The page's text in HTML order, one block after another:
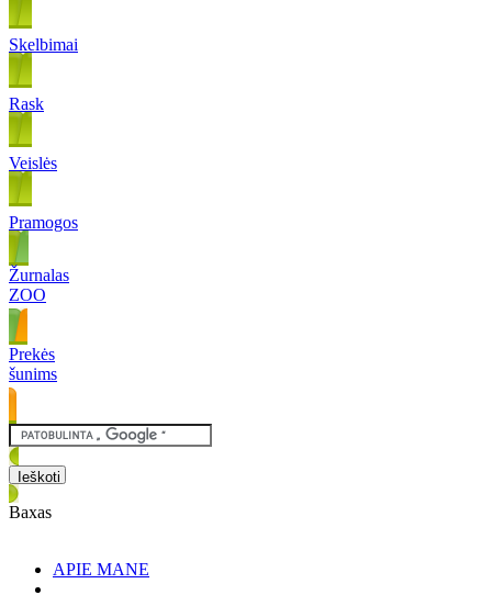
Skelbimai
Rask
Veislės
Pramogos
Žurnalas
ZOO
Prekės
šunims
Baxas
APIE MANE